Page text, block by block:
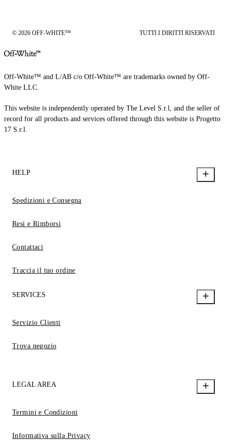
© 2026 OFF-WHITE™ TUTTI I DIRITTI RISERVATI
Off-White™ and L/AB c/o Off-White™ are trademarks owned by Off-
White LLC.
This website is independently operated by The Level S.r.l, and the seller of
record for all products and services offered through this website is Progetto
17 S.r.l.
HELP
Spedizioni e Consegna
Resi e Rimborsi
Contattaci
Traccia il tuo ordine
SERVICES
Servizio Clienti
Trova negozio
LEGAL AREA
Termini e Condizioni
Informativa sulla Privacy